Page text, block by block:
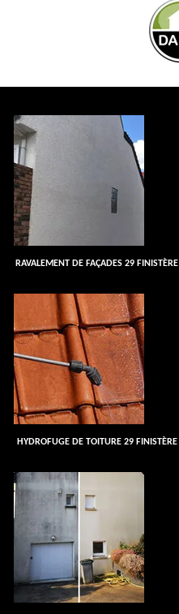
RAVALEMENT DE FAÇADES 29 FINISTÈRE
HYDROFUGE DE TOITURE 29 FINISTÈRE